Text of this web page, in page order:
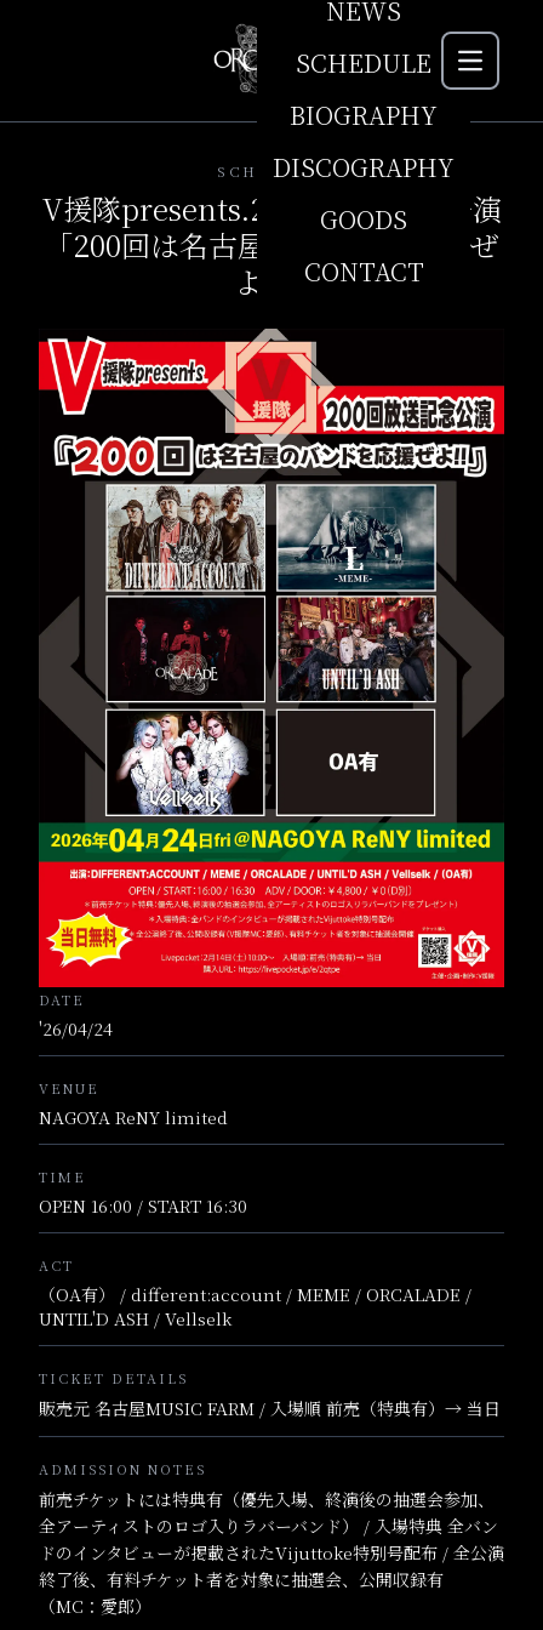
NEWS
SCHEDULE
BIOGRAPHY
DISCOGRAPHY
GOODS
CONTACT
SCHEDULE
V援隊presents.200回放送記念公演
「200回は名古屋のバンドを応援ぜ
よ!!」
DATE
'26/04/24
VENUE
NAGOYA ReNY limited
TIME
OPEN 16:00 / START 16:30
ACT
（OA有） / different:account / MEME / ORCALADE /
UNTIL'D ASH / Vellselk
TICKET DETAILS
販売元 名古屋MUSIC FARM / 入場順 前売（特典有）→ 当日
ADMISSION NOTES
前売チケットには特典有（優先入場、終演後の抽選会参加、
全アーティストのロゴ入りラバーバンド） / 入場特典 全バン
ドのインタビューが掲載されたVijuttoke特別号配布 / 全公演
終了後、有料チケット者を対象に抽選会、公開収録有
（MC：愛郎）